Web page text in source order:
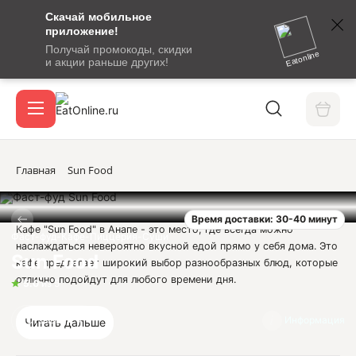
Скачай мобильное
приложение!
Получай промокоды, скидки
и акции раньше других!
Eatonline
сообщение
кодом
подтверждения
Вход / регистрация
Акции
Главная Sun Food
Время доставки: 30-40 минут
Фаст-фуд-Кафе-Пиццерия-Суши
Sun Food
5.0из 5
Отзывы 4
Кафе "Sun Food" в Анапе - это место, где всегда можно
наслаждаться невероятно вкусной едой прямо у себя дома. Это
кафе предлагает широкий выбор разнообразных блюд, которые
отлично подойдут для любого времени дня.
пиццу, бургеры, салаты, шаурму и десерты. Отличительной
Читать дальше